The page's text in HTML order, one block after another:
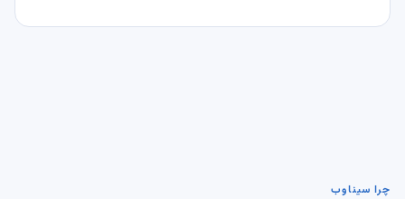
چرا سیناوب